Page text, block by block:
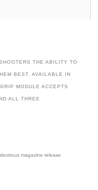
THE ABILITY TO
BEST. AVAILABLE IN
MODULE ACCEPTS
ALL THREE
magazine release